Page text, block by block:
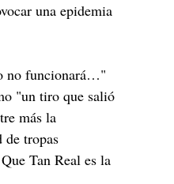
una epidemia
no funcionará…"
"un tiro que salió
más la
tropas
Tan Real es la